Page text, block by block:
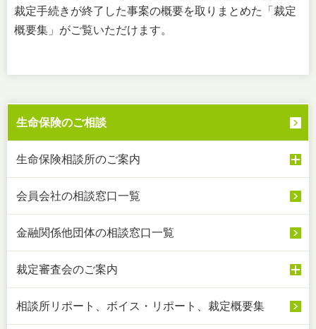
裁定手続きが終了した事案の概要を取りまとめた「裁定
概要集」がご覧いただけます。
生命保険のご相談
生命保険相談所のご案内
会員会社の相談窓口一覧
金融関係他団体の相談窓口一覧
裁定審査会のご案内
相談所リポート、 ボイス・リポート、 裁定概要集